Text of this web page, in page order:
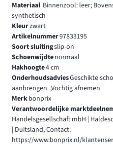
Materiaal Binnenzool: leer;
synthetisch
Kleurzwart
Artikelnummer97833195
Soort sluitingslip-on
Schoenwijdtenormaal
Hakhoogte4 cm
OnderhoudsadviesGeschikte
aanbrengen. ,Vochtig afnemen
Merkbonprix
Verantwoordelijke
Handelsgesellschaft mbH |
| Duitsland, Contact:
https://www.bonprix.nl/